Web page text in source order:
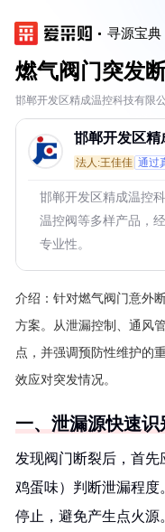
寻源宝典
燃气阀门突发
邯郸开发区精成温控科技有限
邯郸开发区精
司
法人:王佳佳 通过
邯郸开发区精成温控
温控阀等多样产品，
专业性。
介绍： 针对燃气阀门意外
方案。从泄漏控制、通风
点，并强调预防性维护的
效应对突发情况。
一、泄漏源快速识
发现阀门断裂后，首
鸡蛋味）判断泄漏程
停止，避免产生点火源